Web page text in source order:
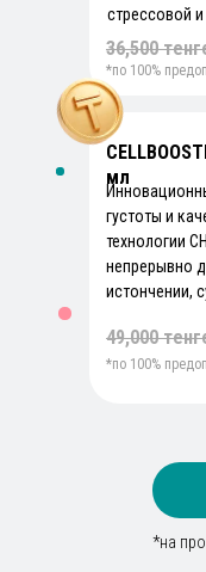
мл
густоты и
технологии
непрерывно
истончении,
стрессовой
49,000
36,500
*по 100%
*по 100%
*на
препараты
Используем
с хорошим и
Быстрый
У нас лучший сервис —
связи, оперативно
вопросы до полного